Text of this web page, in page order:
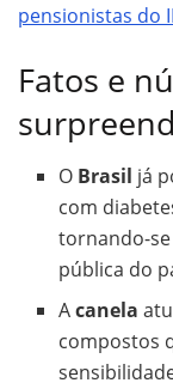
pensionistas do
Fatos e
O Brasil já
com
tornando-
pública do
Acanela
compostos